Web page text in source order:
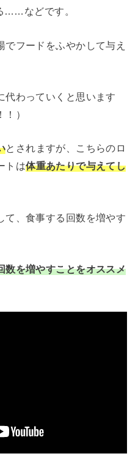
……などです。
でフードをふやかして与え
代わっていくと思います
）
とされますが、こちらのロ
トは体重あたりで与えてし
て、食事する回数を増やす
を増やすことをオススメ